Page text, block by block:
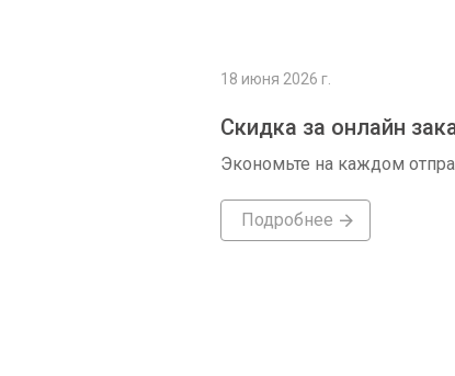
18 июня 2026 г.
Скидка за онлайн
Экономьте на каждом
Подробнее